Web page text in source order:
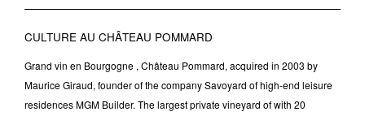
CULTURE AU CHÂTEAU POMMARD
Grand vin en Bourgogne , Château Pommard, acquired in 2003 by
Maurice Giraud, founder of the company Savoyard of high-end leisure
residences MGM Builder. The largest private vineyard of with 20